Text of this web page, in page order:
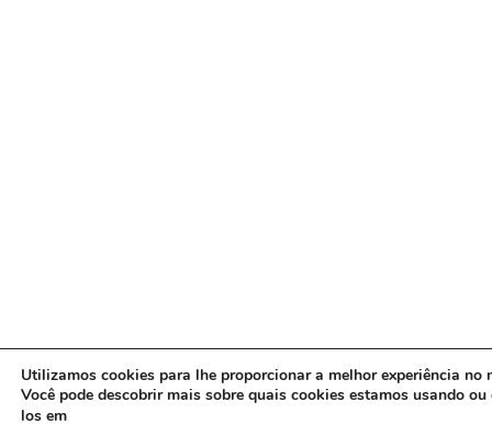
Utilizamos cookies para lhe proporcionar a melhor experiência no
Você pode descobrir mais sobre quais cookies estamos usando
los em